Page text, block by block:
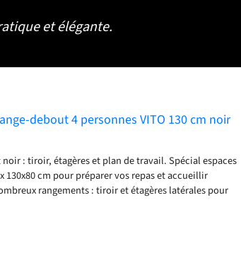
et élégante.
debout 4 personnes VITO 130 cm noir
: tiroir, étagères et plan de travail. Spécial espaces
130x80 cm pour préparer vos repas et accueillir
rangements : tiroir et étagères latérales pour
globales : Longueur 130 cm x largeur 80 cm x